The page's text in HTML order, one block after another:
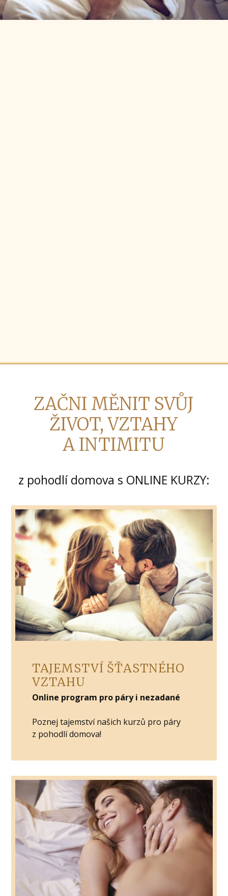
ZAČNI MĚNIT SVŮJ
ŽIVOT, VZTAHY
A INTIMITU
z pohodlí domova s ONLINE KURZY:
TAJEMSTVÍ ŠŤASTNÉHO
VZTAHU
Online program pro páry i nezadané
Poznej tajemství našich kurzů pro páry
z pohodlí domova!